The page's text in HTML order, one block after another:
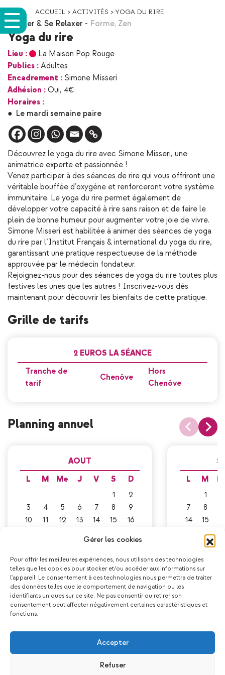
Gérer les cookies
Pour offrir les meilleures expériences, nous utilisons des technologies
telles que les cookies pour stocker et/ou accéder aux informations sur
l'appareil. Le consentement à ces technologies nous permettra de traiter
des données telles que le comportement de navigation ou les
identifiants uniques sur ce site. Ne pas consentir ou retirer son
consentement peut affecter négativement certaines caractéristiques et
fonctions.
Accepter
Refuser
ACCUEIL > ACTIVITÉS >YOGA DU RIRE
Bouger & Se Relaxer - Forme, Zen
Yoga du rire
Lieu :
La Maison Pop Rouge
Publics : Adultes
Encadrement : Simone Misseri
Adhésion : Oui, 4€
Horaires :
● Le mardi semaine paire
Découvrez le yoga du rire avec Simone Misseri, une
animatrice experte et passionnée !
Venez participer à des séances de rire qui vous offriront une
véritable bouffée d’oxygène et renforceront votre système
immunitaire. Le yoga du rire permet également de
développer votre capacité à rire sans raison et de faire le
plein de bonne humeur pour augmenter votre joie de vivre.
Simone Misseri est habilitée à animer des séances de yoga
du rire par l’Institut Français & international du yoga du rire,
garantissant une pratique respectueuse de la méthode
approuvée par le médecin fondateur.
Rejoignez-nous pour des séances de yoga du rire toutes plus
festives les unes que les autres ! Inscrivez-vous dès
maintenant pour découvrir les bienfaits de cette pratique.
Grille de tarifs
2 EUROS LA SÉANCE
Tranche de
tarif
Chenôve
Hors
Chenôve
Planning annuel
AOUT
L
M Me J V S
D
1
2
3
4 5 6 7 8
9
10
11 12 13 14 15
16
28 29
30
31
L
M
1
7
8
14
15
22
29
Ca pourrait vous plaire !